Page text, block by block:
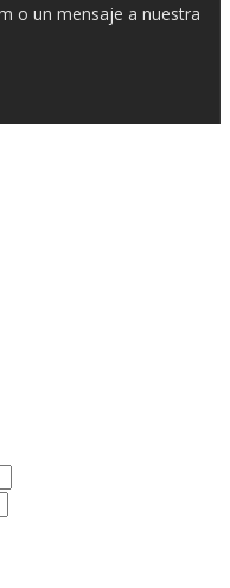
o un mensaje a nuestra